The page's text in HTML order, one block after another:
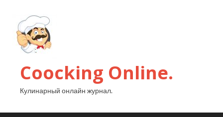
Coocking Online.
Кулинарный онлайн журнал.